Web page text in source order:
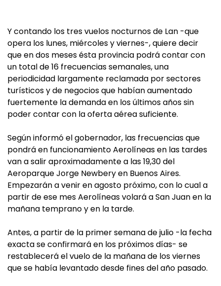
Y contando los tres vuelos nocturnos de Lan -que
opera los lunes, miércoles y viernes-, quiere decir
que en dos meses ésta provincia podrá contar con
un total de 16 frecuencias semanales, una
periodicidad largamente reclamada por sectores
turísticos y de negocios que habían aumentado
fuertemente la demanda en los últimos años sin
poder contar con la oferta aérea suficiente.
Según informó el gobernador, las frecuencias que
pondrá en funcionamiento Aerolíneas en las tardes
van a salir aproximadamente a las 19,30 del
Aeroparque Jorge Newbery en Buenos Aires.
Empezarán a venir en agosto próximo, con lo cual a
partir de ese mes Aerolíneas volará a San Juan en la
mañana temprano y en la tarde.
Antes, a partir de la primer semana de julio -la fecha
exacta se confirmará en los próximos días- se
restablecerá el vuelo de la mañana de los viernes
que se había levantado desde fines del año pasado.